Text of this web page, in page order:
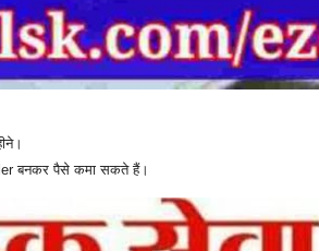
बनकर पैसे कमा सकते हैं।